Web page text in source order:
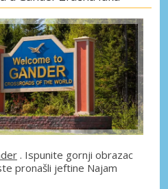
. Ispunite gornji obrazac
pronašli jeftine Najam